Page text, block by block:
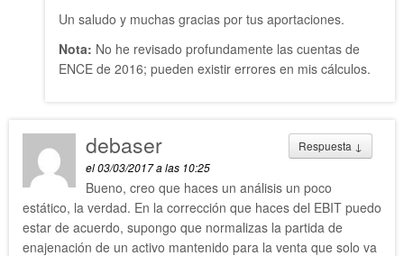
Un saludo y muchas gracias por tus aportaciones.
Nota: No he revisado profundamente las cuentas de
ENCE de 2016; pueden existir errores en mis cálculos.
Respuesta ↓
debaser
el 03/03/2017 a las 10:25
Bueno, creo que haces un análisis un poco
estático, la verdad. En la corrección que haces del EBIT puedo
estar de acuerdo, supongo que normalizas la partida de
enajenación de un activo mantenido para la venta que solo va